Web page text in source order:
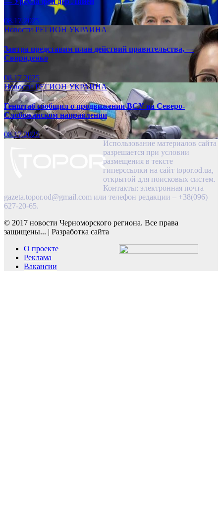
08.17.2025
Новости РЕГИОН УКРАИНА
Завтра представим план действий правительства, —
Свириденко
08.17.2025
НовостиРЕГИОНУКРАИНА
Генштаб сообщил о продвижении ВСУ на Северо-
Слобожанском направлении
08.17.2025
Использование материалов сайта
разрешается при условии
размещения в тексте
гиперссылки на сайт topor.od.ua,
открытой для поисковых систем.
Контакты: электронная почта
gazeta.topor.od@gmail.com или телефон редакции – +38(096)
627-20-65.
© 2017 новости Черноморского региона. Все права
защищены... | Разработка сайта
О проекте
Реклама
Вакансии